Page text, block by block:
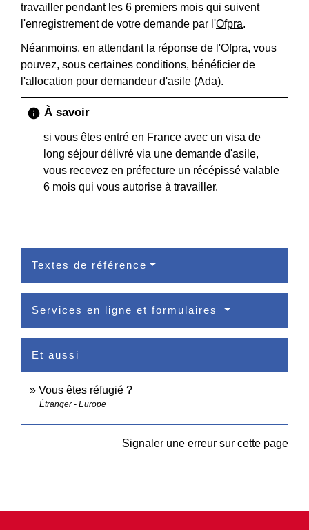
travailler pendant les 6 premiers mois qui suivent
l'enregistrement de votre demande par l'Ofpra.
Néanmoins, en attendant la réponse de l'Ofpra, vous
pouvez, sous certaines conditions, bénéficier de
l'allocation pour demandeur d'asile (Ada).
info À savoir
si vous êtes entré en France avec un visa de
long séjour délivré via une demande d'asile,
vous recevez en préfecture un récépissé valable
6 mois qui vous autorise à travailler.
Textes de référence
Services en ligne et formulaires
Et aussi
Vous êtes réfugié ?
Étranger - Europe
Signaler une erreur sur cette page